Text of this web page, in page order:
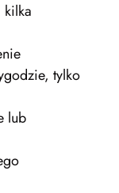
kilka
tylko
lub